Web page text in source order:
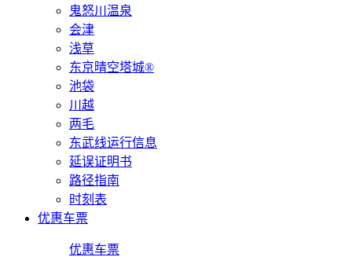
鬼怒川温泉
会津
浅草
东京晴空塔城®
池袋
川越
两毛
东武线运行信息
延误证明书
路径指南
时刻表
优惠车票
优惠车票